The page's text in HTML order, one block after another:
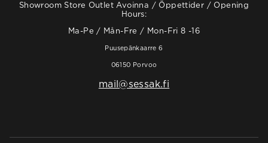
Showroom Store Outlet Avoinna / Öppettider / Opening
Hours:
Ma-Pe / Mån-Fre / Mon-Fri 8 -16
Puusepänkaarre 6
06150 Porvoo
mail@sessak.fi